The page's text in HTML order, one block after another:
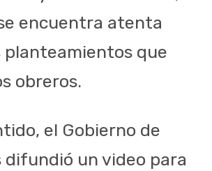
encuentra atenta
planteamientos que
obreros.
el Gobierno de
difundió un video para